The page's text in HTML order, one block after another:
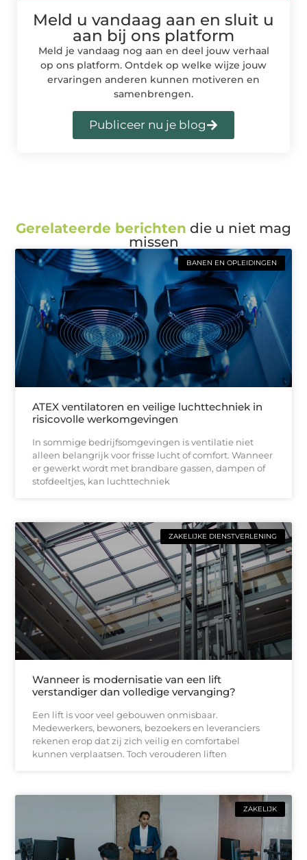
Meld u vandaag aan en sluit u
aan bij ons platform
Meld je vandaag nog aan en deel jouw verhaal
op ons platform. Ontdek op welke wijze jouw
ervaringen anderen kunnen motiveren en
samenbrengen.
Publiceer nu je blog
Gerelateerde berichten die u niet mag
missen
BANEN EN OPLEIDINGEN
ATEX ventilatoren en veilige luchttechniek in
risicovolle werkomgevingen
In sommige bedrijfsomgevingen is ventilatie niet
alleen belangrijk voor frisse lucht of comfort. Wanneer
er gewerkt wordt met brandbare gassen, dampen of
stofdeeltjes, kan luchttechniek
ZAKELIJKE DIENSTVERLENING
Wanneer is modernisatie van een lift
verstandiger dan volledige vervanging?
Een lift is voor veel gebouwen onmisbaar.
Medewerkers, bewoners, bezoekers en leveranciers
rekenen erop dat zij zich veilig en comfortabel
kunnen verplaatsen. Toch verouderen liften
ZAKELIJK